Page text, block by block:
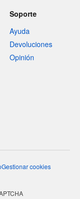
Soporte
Ayuda
Devoluciones
Opinión
Gestionar cookies